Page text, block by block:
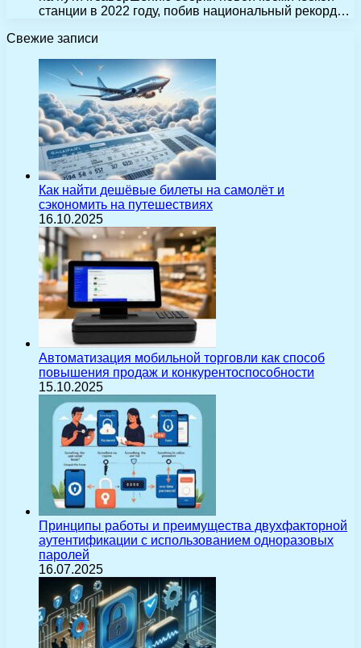
станции в 2022 году, побив национальный рекорд…
Свежие записи
Как найти дешёвые билеты на самолёт и
сэкономить на путешествиях
16.10.2025
Автоматизация мобильной торговли как способ
повышения продаж и конкурентоспособности
15.10.2025
Принципы работы и преимущества двухфакторной
аутентификации с использованием одноразовых
паролей
16.07.2025